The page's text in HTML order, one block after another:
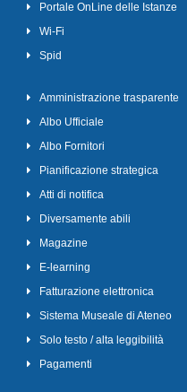
Portale OnLine delle Istanze
Wi-Fi
Spid
Amministrazione trasparente
Albo Ufficiale
Albo Fornitori
Pianificazione strategica
Atti di notifica
Diversamente abili
Magazine
E-learning
Fatturazione elettronica
Sistema Museale di Ateneo
Solo testo / alta leggibilità
Pagamenti